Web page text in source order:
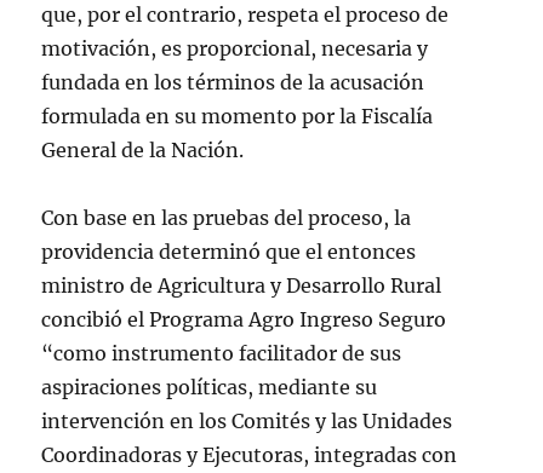
que, por el contrario, respeta el proceso de
motivación, es proporcional, necesaria y
fundada en los términos de la acusación
formulada en su momento por la Fiscalía
General de la Nación.
Con base en las pruebas del proceso, la
providencia determinó que el entonces
ministro de Agricultura y Desarrollo Rural
concibió el Programa Agro Ingreso Seguro
“como instrumento facilitador de sus
aspiraciones políticas, mediante su
intervención en los Comités y las Unidades
Coordinadoras y Ejecutoras, integradas con